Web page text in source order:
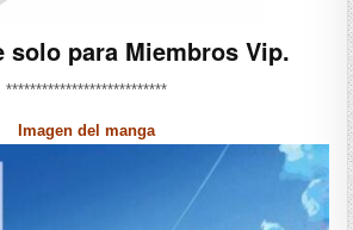
solo para Miembros Vip.
***************************
Imagen del manga